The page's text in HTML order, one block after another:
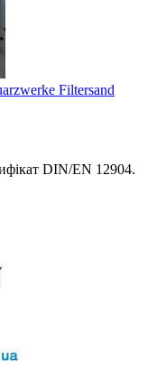
Filtersand
DIN/EN 12904.